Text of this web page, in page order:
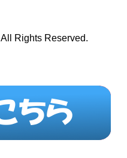
All Rights Reserved.